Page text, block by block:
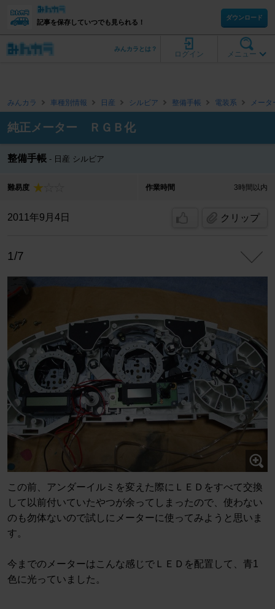
記事を保存していつでも見られる！
ダウンロード
メニュー
ログイン
みんカラとは？
みんカラ 車種別情報 日産 シルビア 整備手帳 電装系 メータ
純正メーター ＲＧＢ化
整備手帳 日産 シルビア
難易度 作業時間 3時間以内
2011年9月4日 クリップ
1/7
この前、アンダーイルミを変えた際にＬＥＤをすべて交換
して以前付いていたやつが余ってしまったので、使わない
のも勿体ないので試しにメーターに使ってみようと思いま
す。
今までのメーターはこんな感じでＬＥＤを配置して、青1
色に光っていました。